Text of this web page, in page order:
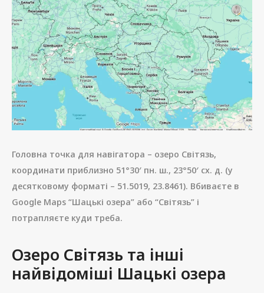
Головна точка для навігатора – озеро Світязь,
координати приблизно 51°30′ пн. ш., 23°50′ сх. д. (у
десятковому форматі – 51.5019, 23.8461). Вбиваєте в
Google Maps “Шацькі озера” або “Світязь” і
потрапляєте куди треба.
Озеро Світязь та інші
найвідоміші Шацькі озера